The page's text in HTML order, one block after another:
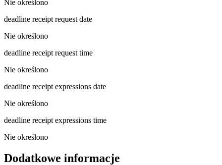
Nie określono
deadline receipt request date
Nie określono
deadline receipt request time
Nie określono
deadline receipt expressions date
Nie określono
deadline receipt expressions time
Nie określono
Dodatkowe informacje